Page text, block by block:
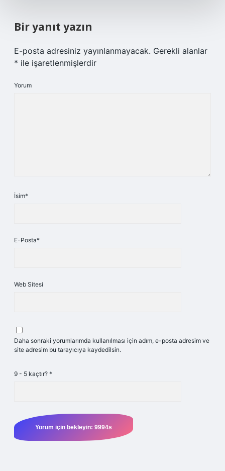
Bir yanıt yazın
E-posta adresiniz yayınlanmayacak. Gerekli alanlar
* ile işaretlenmişlerdir
Yorum
İsim*
E-Posta*
Web Sitesi
Daha sonraki yorumlarımda kullanılması için adım, e-posta adresim ve
site adresim bu tarayıcıya kaydedilsin.
9 - 5 kaçtır? *